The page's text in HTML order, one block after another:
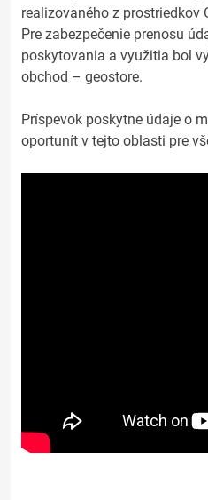
realizovaného z prostriedkov
Pre zabezpečenie prenosu
poskytovania a využitia bol
obchod – geostore.
Príspevok poskytne údaje o
oportunít v tejto oblasti pre